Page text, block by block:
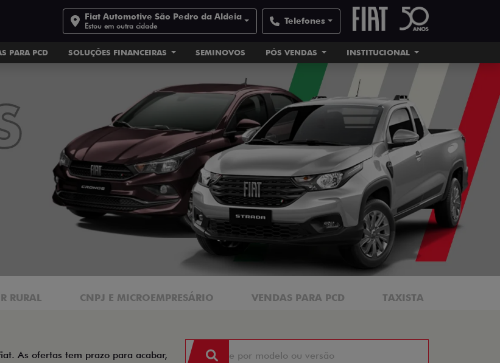
Fiat Automotive São Pedro da Aldeia
Estou em outra cidade Telefones
PARA PCD SOLUÇÕES FINANCEIRAS SEMINOVOS PÓS VENDAS INSTITUCIONAL
RURAL CNPJ E MICROEMPRESÁRIO VENDAS PARA PCD TAXISTA
As ofertas tem prazo para acabar,